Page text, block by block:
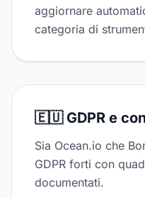
aggiornare
categoria di
🇪🇺 GDPR e
Sia Ocean.io che
GDPR forti con
documentati.